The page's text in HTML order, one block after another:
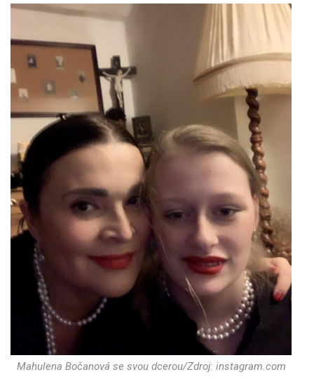
Mahulena Bočanová se svou dcerou/Zdroj: instagram.com